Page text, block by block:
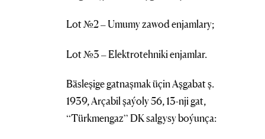
Lot №2 – Umumy zawod enjamlary;
Lot №3 – Elektrotehniki enjamlar.
Bäsleşige gatnaşmak üçin Aşgabat ş.
1939, Arçabil şaýoly 56, 13-nji gat,
“Türkmengaz” DK salgysy boýunça: